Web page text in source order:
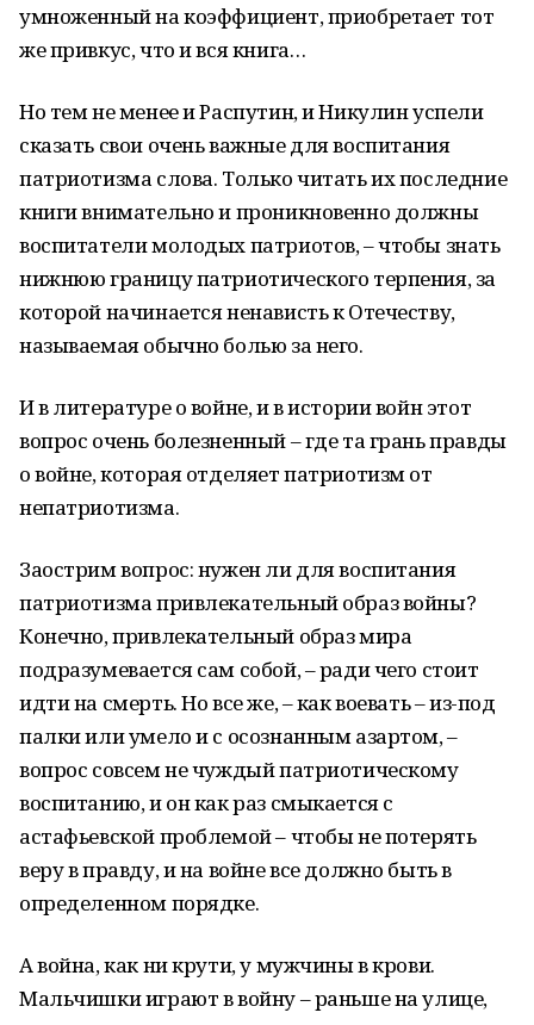
умноженный на коэффициент, приобретает тот
же привкус, что и вся книга…
Но тем не менее и Распутин, и Никулин успели
сказать свои очень важные для воспитания
патриотизма слова. Только читать их последние
книги внимательно и проникновенно должны
воспитатели молодых патриотов, – чтобы знать
нижнюю границу патриотического терпения, за
которой начинается ненависть к Отечеству,
называемая обычно болью за него.
И в литературе о войне, и в истории войн этот
вопрос очень болезненный – где та грань правды
о войне, которая отделяет патриотизм от
непатриотизма.
Заострим вопрос: нужен ли для воспитания
патриотизма привлекательный образ войны?
Конечно, привлекательный образ мира
подразумевается сам собой, – ради чего стоит
идти на смерть. Но все же, – как воевать – из-под
палки или умело и с осознанным азартом, –
вопрос совсем не чуждый патриотическому
воспитанию, и он как раз смыкается с
астафьевской проблемой – чтобы не потерять
веру в правду, и на войне все должно быть в
определенном порядке.
А война, как ни крути, у мужчины в крови.
Мальчишки играют в войну – раньше на улице,